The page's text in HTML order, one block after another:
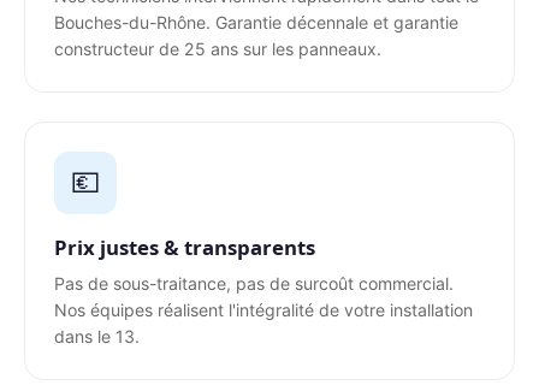
Bouches-du-Rhône. Garantie décennale et garantie
constructeur de 25 ans sur les panneaux.
💶
Prix justes & transparents
Pas de sous-traitance, pas de surcoût commercial.
Nos équipes réalisent l'intégralité de votre installation
dans le 13.